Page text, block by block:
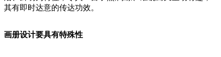
其有即时达意的传达功效。
画册设计要具有特殊性